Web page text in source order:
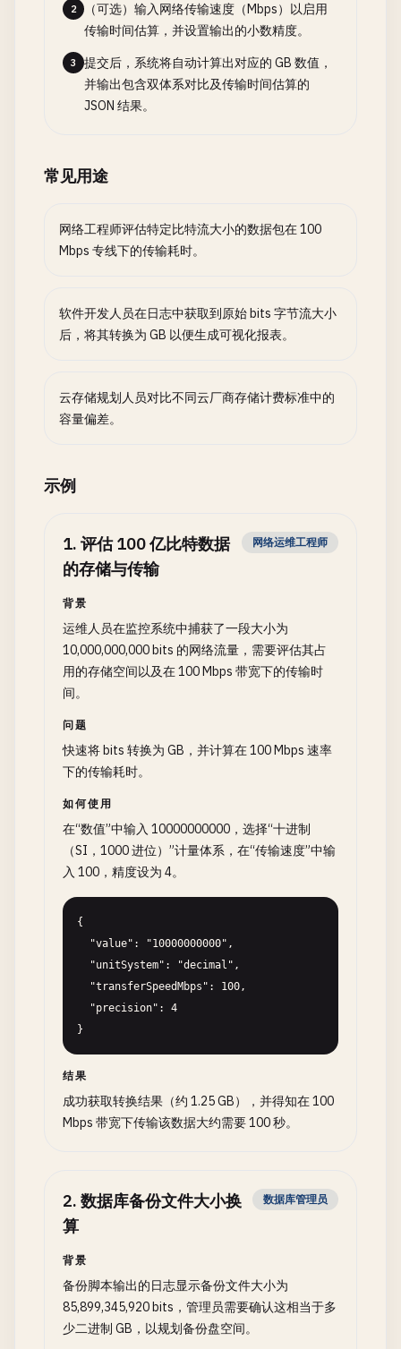
2
（可选）输入网络传输速度（Mbps）以启用
传输时间估算，并设置输出的小数精度。
3
提交后，系统将自动计算出对应的 GB 数值，
并输出包含双体系对比及传输时间估算的
JSON 结果。
常见用途
网络工程师评估特定比特流大小的数据包在 100
Mbps 专线下的传输耗时。
软件开发人员在日志中获取到原始 bits 字节流大小
后，将其转换为 GB 以便生成可视化报表。
云存储规划人员对比不同云厂商存储计费标准中的
容量偏差。
示例
1. 评估 100 亿比特数据
的存储与传输
网络运维工程师
背景
运维人员在监控系统中捕获了一段大小为
10,000,000,000 bits 的网络流量，需要评估其占
用的存储空间以及在 100 Mbps 带宽下的传输时
间。
问题
快速将 bits 转换为 GB，并计算在 100 Mbps 速率
下的传输耗时。
如何使用
在“数值”中输入 10000000000，选择“十进制
（SI，1000 进位）”计量体系，在“传输速度”中输
入 100，精度设为 4。
{
}
结果
成功获取转换结果（约 1.25 GB），并得知在 100
Mbps 带宽下传输该数据大约需要 100 秒。
2. 数据库备份文件大小换
算
数据库管理员
背景
备份脚本输出的日志显示备份文件大小为
85,899,345,920 bits，管理员需要确认这相当于多
少二进制 GB，以规划备份盘空间。